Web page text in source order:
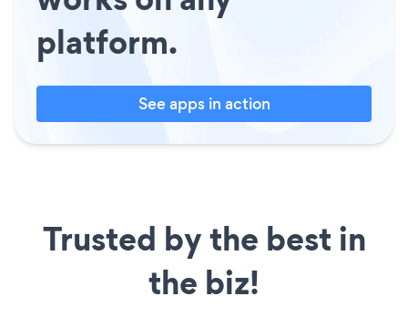
platform.
See apps in action
Trusted by the best in
the biz!